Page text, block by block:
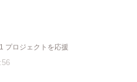
1 プロジェクトを応援